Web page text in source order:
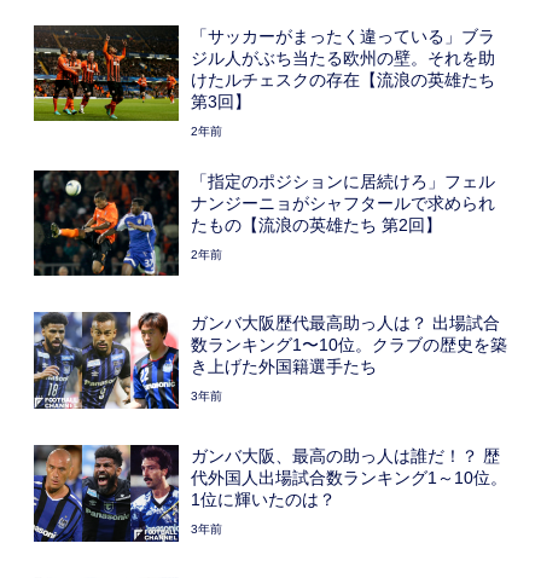
「サッカーがまったく違っている」ブラ
ジル人がぶち当たる欧州の壁。それを助
けたルチェスクの存在【流浪の英雄たち
第3回】
2年前
「指定のポジションに居続けろ」フェル
ナンジーニョがシャフタールで求められ
たもの【流浪の英雄たち 第2回】
2年前
ガンバ大阪歴代最高助っ人は？ 出場試合
数ランキング1〜10位。クラブの歴史を築
き上げた外国籍選手たち
3年前
ガンバ大阪、最高の助っ人は誰だ！？ 歴
代外国人出場試合数ランキング1～10位。
1位に輝いたのは？
3年前